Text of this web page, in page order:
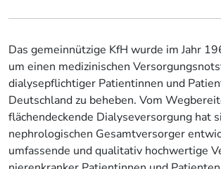
Das gemeinnützige KfH wurde im Jahr
um einen medizinischen
dialysepflichtiger Patientinnen und
Deutschland zu beheben. Vom
flächendeckende Dialyseversorgung hat
nephrologischen Gesamtversorger
umfassende und qualitativ hochwertige